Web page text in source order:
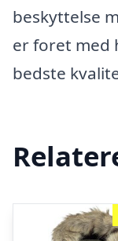
beskyttelse
er foret med
bedste